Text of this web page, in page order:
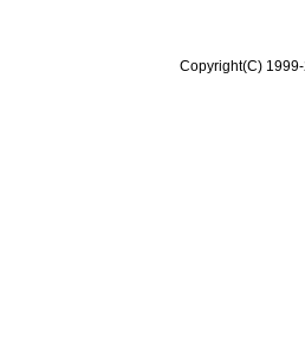
Copyright(C)